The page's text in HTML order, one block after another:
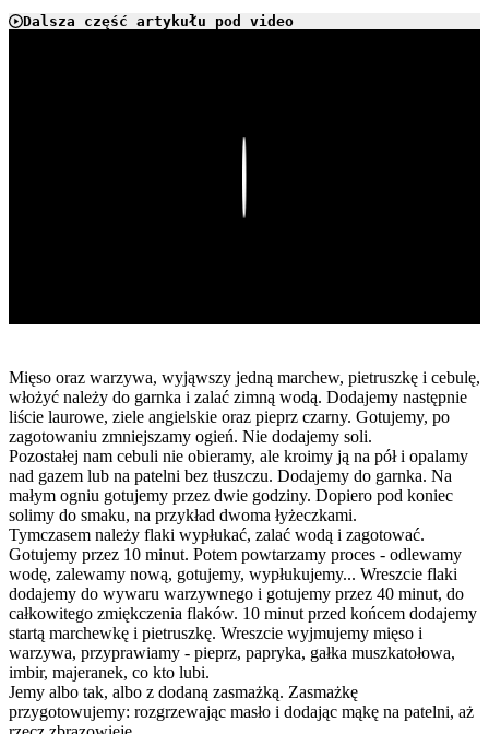
Dalsza część artykułu pod video
Mięso oraz warzywa, wyjąwszy jedną marchew, pietruszkę i cebulę,
włożyć należy do garnka i zalać zimną wodą. Dodajemy następnie
liście laurowe, ziele angielskie oraz pieprz czarny. Gotujemy, po
zagotowaniu zmniejszamy ogień. Nie dodajemy soli.
Pozostałej nam cebuli nie obieramy, ale kroimy ją na pół i opalamy
nad gazem lub na patelni bez tłuszczu. Dodajemy do garnka. Na
małym ogniu gotujemy przez dwie godziny. Dopiero pod koniec
solimy do smaku, na przykład dwoma łyżeczkami.
Tymczasem należy flaki wypłukać, zalać wodą i zagotować.
Gotujemy przez 10 minut. Potem powtarzamy proces - odlewamy
wodę, zalewamy nową, gotujemy, wypłukujemy... Wreszcie flaki
dodajemy do wywaru warzywnego i gotujemy przez 40 minut, do
całkowitego zmiękczenia flaków. 10 minut przed końcem dodajemy
startą marchewkę i pietruszkę. Wreszcie wyjmujemy mięso i
warzywa, przyprawiamy - pieprz, papryka, gałka muszkatołowa,
imbir, majeranek, co kto lubi.
Jemy albo tak, albo z dodaną zasmażką. Zasmażkę
przygotowujemy: rozgrzewając masło i dodając mąkę na patelni, aż